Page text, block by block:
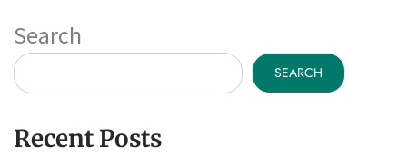
Search
SEARCH
Recent Posts